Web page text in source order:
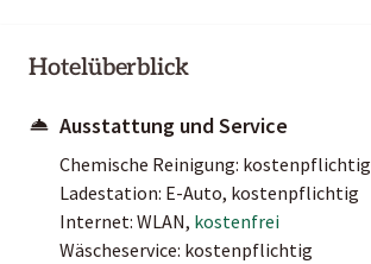
Hotelüberblick
Ausstattung und Service
Chemische Reinigung: kostenpflichtig
Ladestation: E-Auto, kostenpflichtig
Internet: WLAN, kostenfrei
Wäscheservice: kostenpflichtig